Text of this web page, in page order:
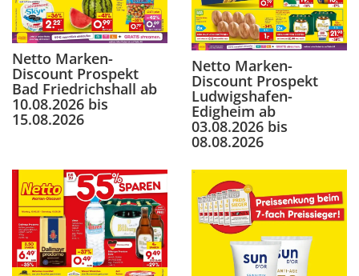
Netto Marken-
Discount Prospekt
Bad Friedrichshall ab
10.08.2026 bis
15.08.2026
Netto Marken-
Discount Prospekt
Ludwigshafen-
Edigheim ab
03.08.2026 bis
08.08.2026